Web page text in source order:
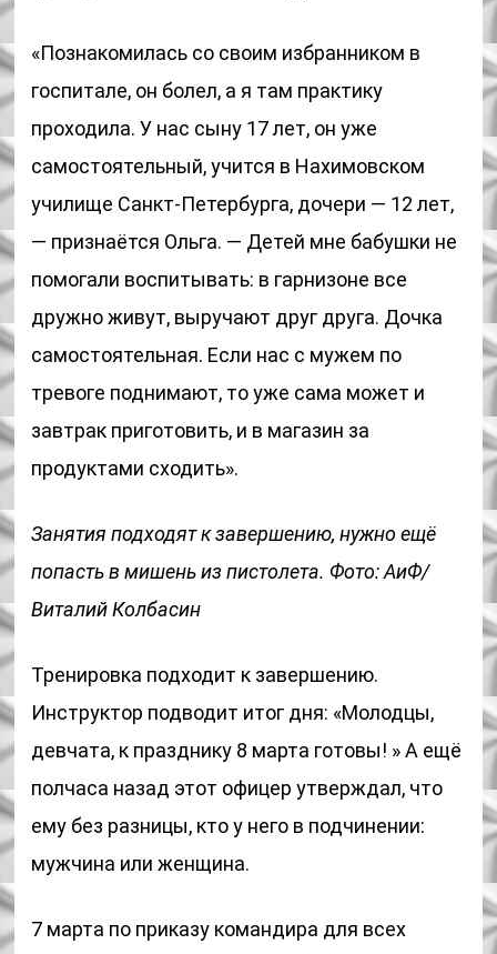
«Познакомилась со своим избранником в
госпитале, он болел, а я там практику
проходила. У нас сыну 17 лет, он уже
самостоятельный, учится в Нахимовском
училище Санкт-Петербурга, дочери — 12 лет,
— признаётся Ольга. — Детей мне бабушки не
помогали воспитывать: в гарнизоне все
дружно живут, выручают друг друга. Дочка
самостоятельная. Если нас с мужем по
тревоге поднимают, то уже сама может и
завтрак приготовить, и в магазин за
продуктами сходить».
Занятия подходят к завершению, нужно ещё
попасть в мишень из пистолета. Фото: АиФ/
Виталий Колбасин
Тренировка подходит к завершению.
Инструктор подводит итог дня: «Молодцы,
девчата, к празднику 8 марта готовы! » А ещё
полчаса назад этот офицер утверждал, что
ему без разницы, кто у него в подчинении:
мужчина или женщина.
7 марта по приказу командира для всех